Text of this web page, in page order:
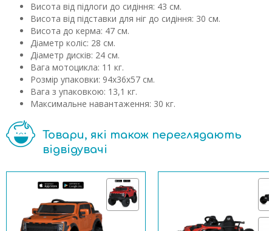
Висота від підлоги до сидіння: 43 см.
Висота від підставки для ніг до сидіння: 30 см.
Висота до керма: 47 см.
Діаметр коліс: 28 см.
Діаметр дисків: 24 см.
Вага мотоцикла: 11 кг.
Розмір упаковки: 94х36х57 см.
Вага з упаковкою: 13,1 кг.
Максимальне навантаження: 30 кг.
Товари, які також переглядають
відвідувачі